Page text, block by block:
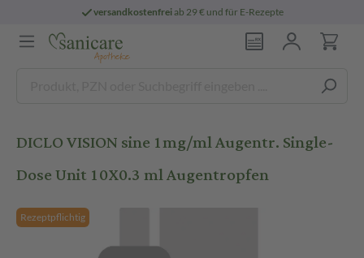
versandkostenfreiab 29 € und für E-Rezepte
DICLO VISION sine 1mg/ml Augentr. Single-
Dose Unit 10X0.3 ml Augentropfen
Rezeptpflichtig